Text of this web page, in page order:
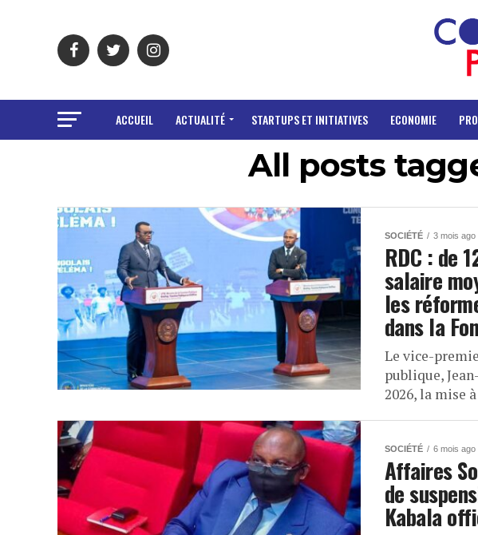
ACCUEIL ACTUALITÉ STARTUPS ET INITIATIVES ECONOMIE
All posts
SOCIÉTÉ 3 mois ago
RDC : de
salaire
les
dans la
Le vice-
publique,
2026, la mise
SOCIÉTÉ 6 mois ago
Affaires
de
Kabala